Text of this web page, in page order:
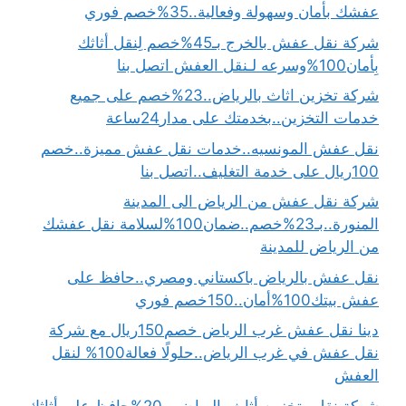
عفشك بأمان وسهولة وفعالية..35%خصم فوري
شركة نقل عفش بالخرج بـ45%خصم لِنقل أثاثك
بِأمان100%وسرعه لـنقل العفش اتصل بنا
شركة تخزين اثاث بالرياض..23%خصم على جميع
خدمات التخزين..بخدمتك على مدار24ساعة
نقل عفش المونسيه..خدمات نقل عفش مميزة..خصم
100ريال على خدمة التغليف..اتصل بنا
شركة نقل عفش من الرياض الى المدينة
المنورة..بـ23%خصم..ضمان100%لسلامة نقل عفشك
من الرياض للمدينة
نقل عفش بالرياض باكستاني ومصري..حافظ على
عفش بيتك100%أمان..150خصم فوري
دينا نقل عفش غرب الرياض خصم150ريال مع شركة
نقل عفش في غرب الرياض..حلولًا فعالة100% لنقل
العفش